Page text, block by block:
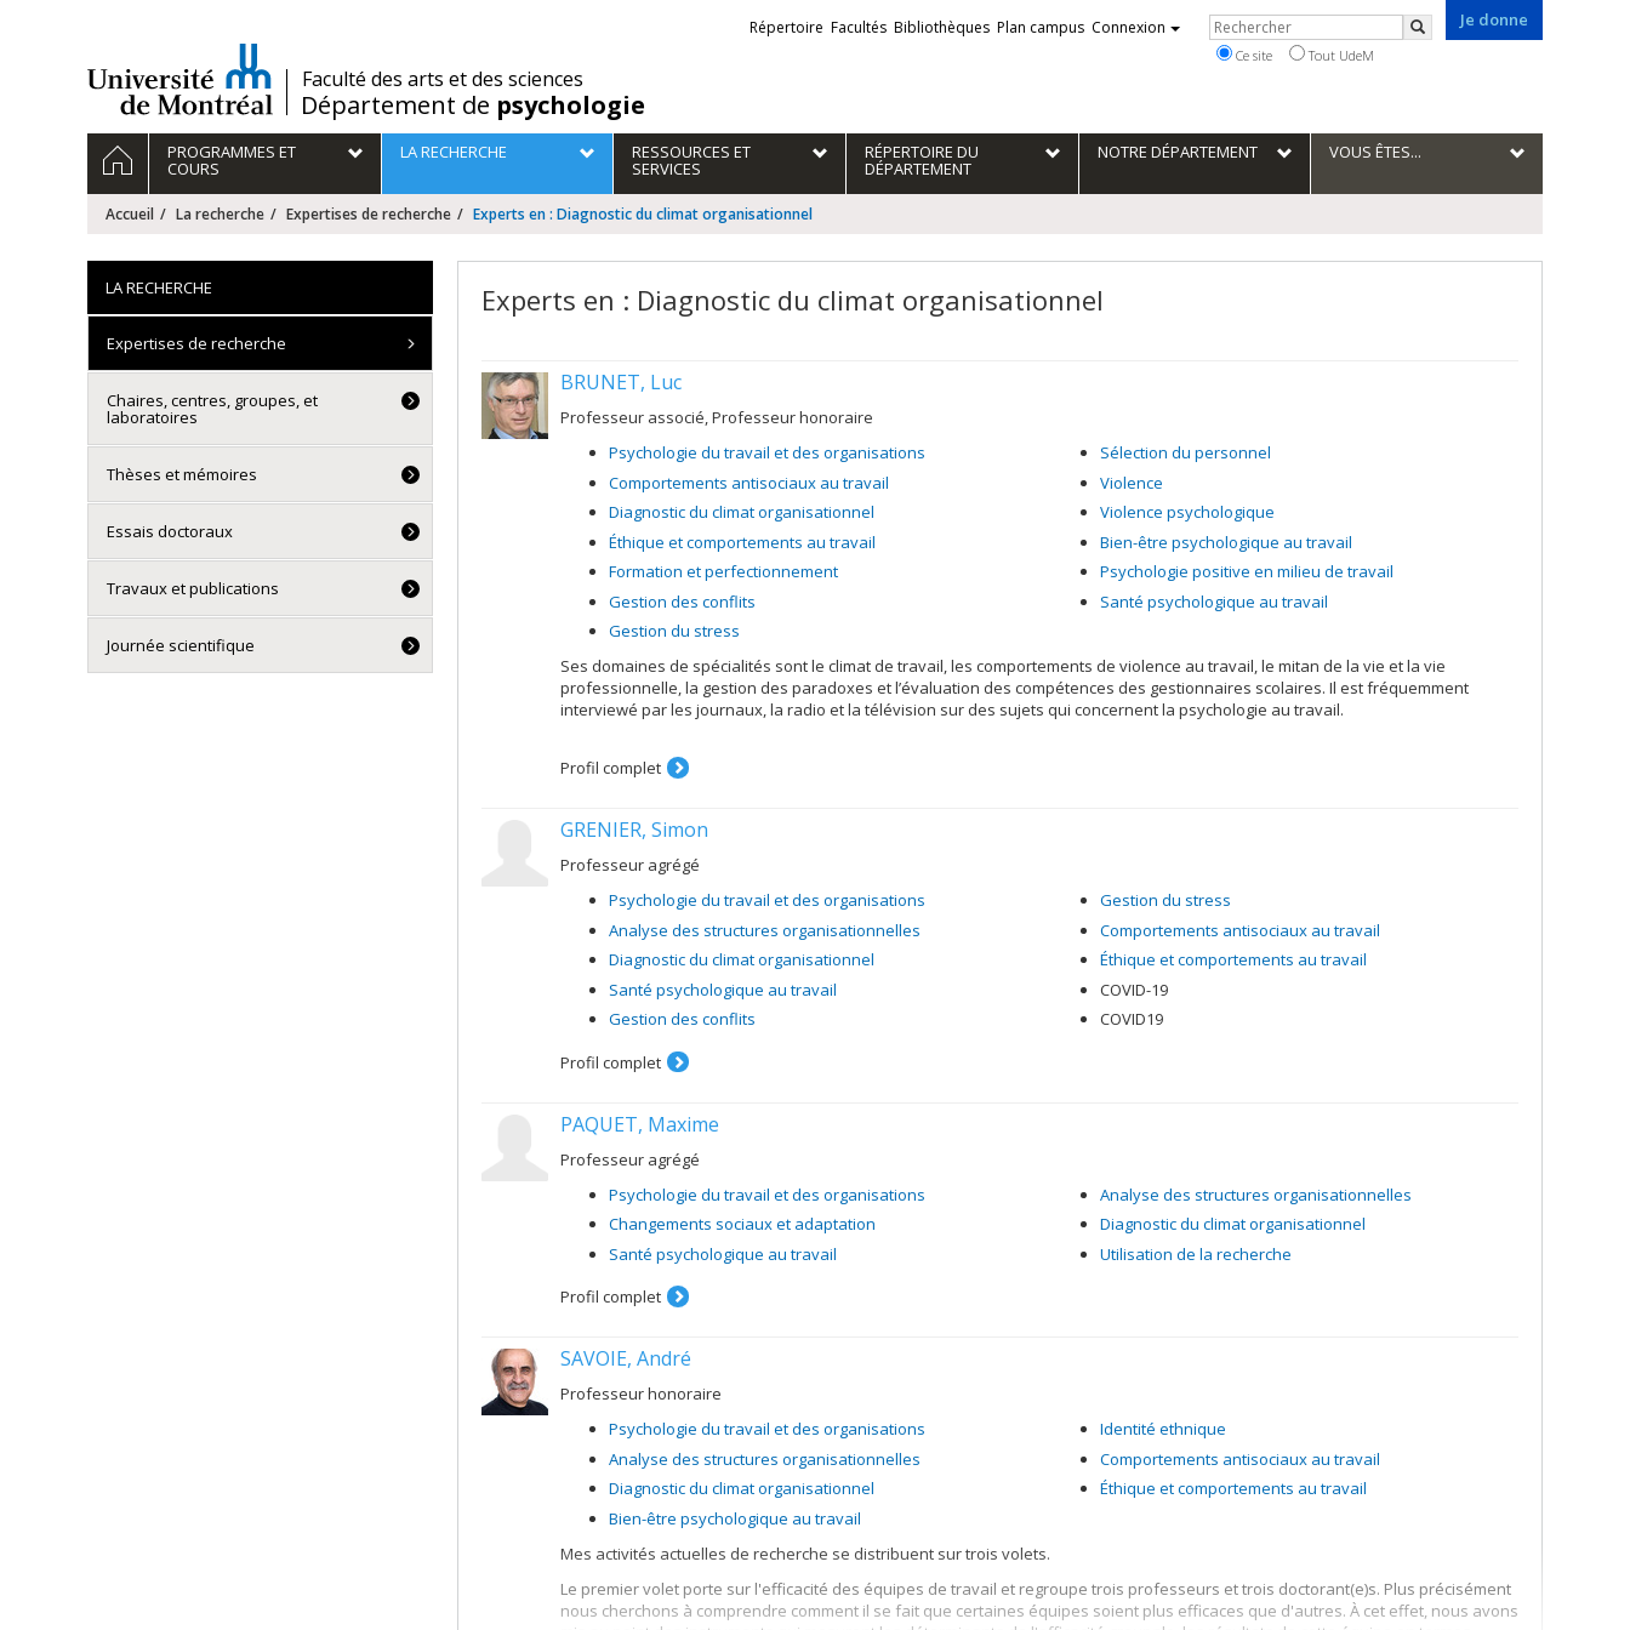
/Faculté des arts et des sciences
Département de psychologie
Je donne
Liens
externes
Répertoire Facultés Bibliothèques Plan campus Connexion Rechercher
Rechercher
Ce site Tout UdeM
Navigation
principale
ACCUEILPROGRAMMES ET
COURS
LA RECHERCHE RESSOURCES ET
SERVICES
RÉPERTOIRE DU
DÉPARTEMENT
NOTRE DÉPARTEMENT VOUS ÊTES...
Accueil La recherche Expertises de recherche Experts en : Diagnostic du climat organisationnel
Experts en : Diagnostic du climat organisationnel
BRUNET, Luc
Professeur associé, Professeur honoraire
Psychologie du travail et des organisations
Comportements antisociaux au travail
Diagnostic du climat organisationnel
Éthique et comportements au travail
Formation et perfectionnement
Gestion des conflits
Gestion du stress
Sélection du personnel
Violence
Violence psychologique
Bien-être psychologique au travail
Psychologie positive en milieu de travail
Santé psychologique au travail
Ses domaines de spécialités sont le climat de travail, les comportements de violence au travail, le mitan de la vie et la vie
professionnelle, la gestion des paradoxes et l’évaluation des compétences des gestionnaires scolaires. Il est fréquemment
interviewé par les journaux, la radio et la télévision sur des sujets qui concernent la psychologie au travail.
Profil complet
GRENIER, Simon
Professeur agrégé
Psychologie du travail et des organisations
Analyse des structures organisationnelles
Diagnostic du climat organisationnel
Santé psychologique au travail
Gestion des conflits
Gestion du stress
Comportements antisociaux au travail
Éthique et comportements au travail
COVID-19
COVID19
Profil complet
PAQUET, Maxime
Professeur agrégé
Psychologie du travail et des organisations
Changements sociaux et adaptation
Santé psychologique au travail
Analyse des structures organisationnelles
Diagnostic du climat organisationnel
Utilisation de la recherche
Profil complet
SAVOIE, André
Professeur honoraire
Psychologie du travail et des organisations
Analyse des structures organisationnelles
Diagnostic du climat organisationnel
Bien-être psychologique au travail
Identité ethnique
Comportements antisociaux au travail
Éthique et comportements au travail
Mes activités actuelles de recherche se distribuent sur trois volets.
Le premier volet porte sur l'efficacité des équipes de travail et regroupe trois professeurs et trois doctorant(e)s. Plus précisément
nous cherchons à comprendre comment il se fait que certaines équipes soient plus efficaces que d'autres. À cet effet, nous avons
LA RECHERCHE
Expertises de recherche
Chaires, centres, groupes, et
laboratoires
Thèses et mémoires
Essais doctoraux
Travaux et publications
Journée scientifique